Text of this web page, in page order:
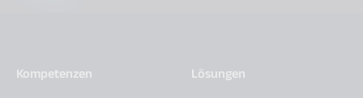
Kompetenzen
Lösungen